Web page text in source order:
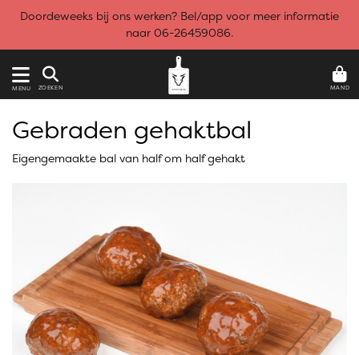
Doordeweeks bij ons werken? Bel/app voor meer informatie
naar 06-26459086.
MENU ZOEKEN MAND
Gebraden gehaktbal
Eigengemaakte bal van half om half gehakt